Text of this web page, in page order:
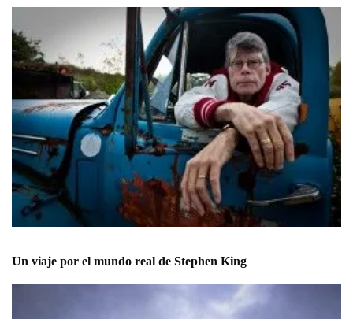
Un viaje por el mundo real de Stephen King